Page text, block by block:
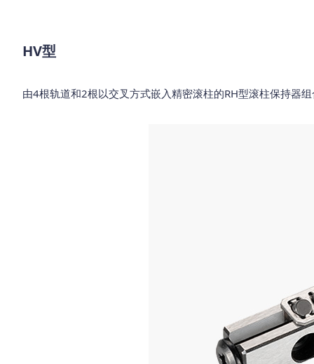
HV型
由4根轨道和2根以交叉方式嵌入精密滚柱的RH型滚柱保持器